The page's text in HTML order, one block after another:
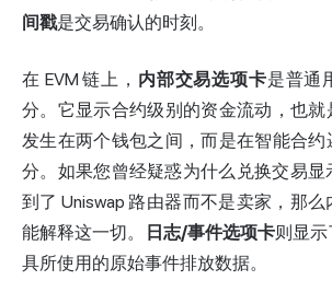
间戳是交易确认的时刻。
在 EVM 链上， 内部交易选项卡是普通
分。它显示合约级别的资金流动，也
发生在两个钱包之间，而是在智能合约
分。如果您曾经疑惑为什么兑换交易显
到了 Uniswap 路由器而不是卖家，那
能解释这一切。
日志/事件选项卡则显
具所使用的原始事件排放数据。